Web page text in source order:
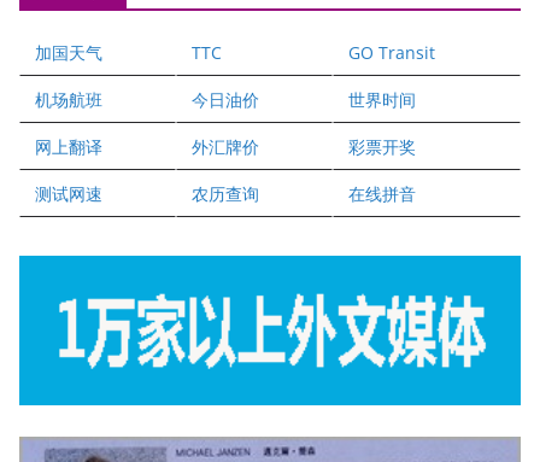
健健宝公司
二十一世纪美联地产公司
全球趋势移民留学
盛达资本
正点印艺设计
加国天气 TTC GO Transit
机场航班 今日油价 世界时间
网上翻译 外汇牌价 彩票开奖
测试网速 农历查询 在线拼音